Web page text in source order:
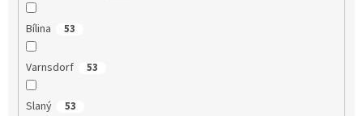
Bílina 53
Varnsdorf 53
Slaný 53